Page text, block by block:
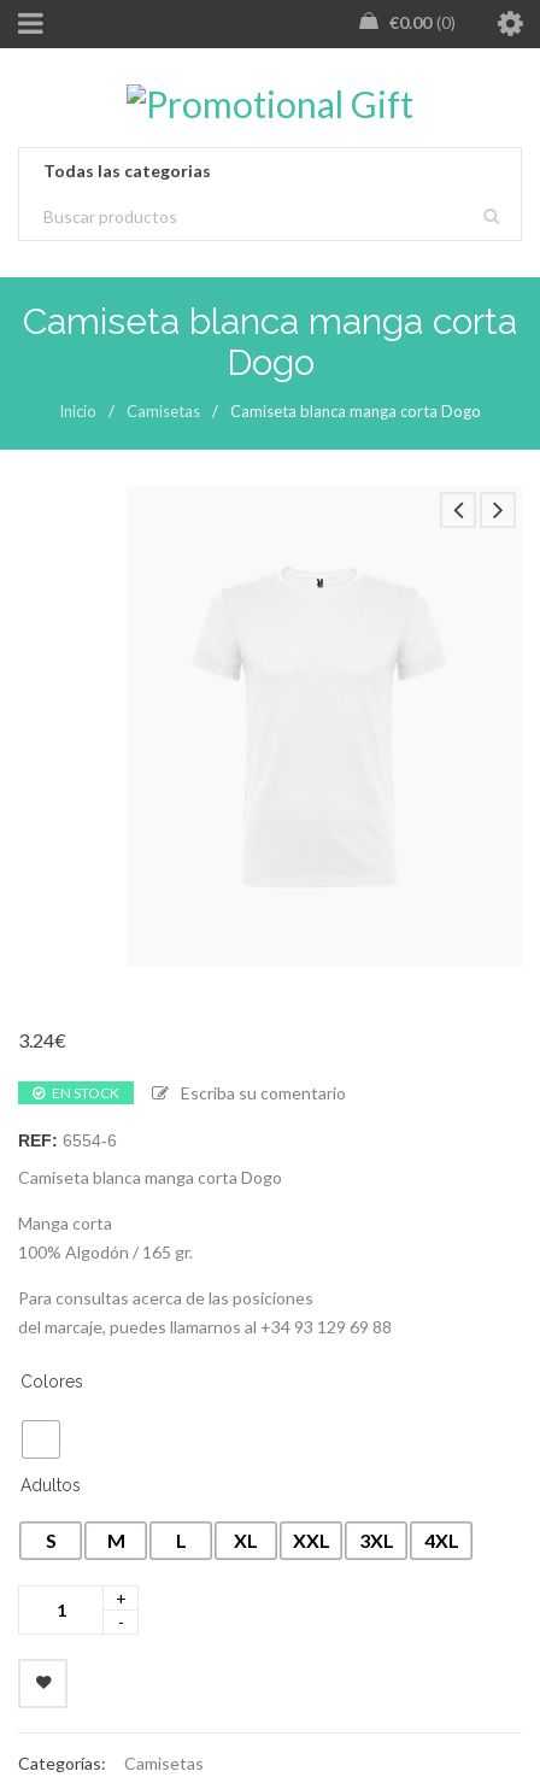
0.00
€ 0
Camiseta blanca manga corta
Dogo
Inicio / Camisetas / Camiseta blanca manga corta Dogo
3.24€
EN STOCK Escriba su comentario
REF: 6554-6
Camiseta blanca manga corta Dogo
Manga corta
100% Algodón / 165 gr.
Para consultas acerca de las posiciones
del marcaje, puedes llamarnos al +34 93 129 69 88
Colores
Adultos
S M L XL XXL 3XL 4XL
Categorías: Camisetas